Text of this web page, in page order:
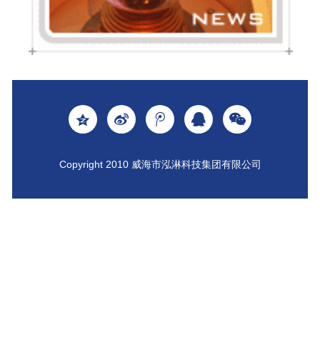
Copyright 2010 威海市泓淋科技集团有限公司